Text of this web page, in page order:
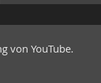
von YouTube.